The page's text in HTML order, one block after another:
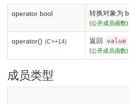
operator bool 转换对象为
(公开成员函数)
operator() (C++14) 返回 value
(公开成员函数)
成员类型